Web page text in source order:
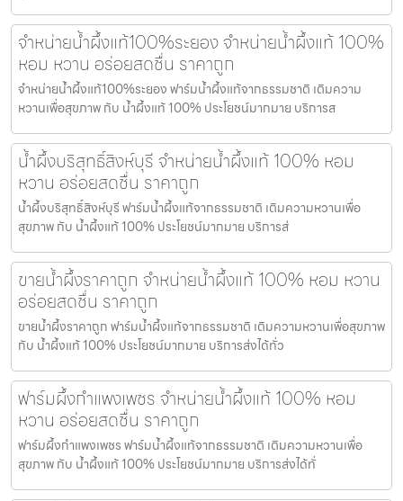
จำหน่ายน้ำผึ้งแท้100%ระยอง จำหน่ายน้ำผึ้งแท้ 100%
หอม หวาน อร่อยสดชื่น ราคาถูก
จำหน่ายน้ำผึ้งแท้100%ระยอง ฟาร์มน้ำผึ้งแท้จากธรรมชาติ เติมความ
หวานเพื่อสุขภาพ กับ น้ำผึ้งแท้ 100% ประโยชน์มากมาย บริการส
น้ำผึ้งบริสุทธิ์สิงห์บุรี จำหน่ายน้ำผึ้งแท้ 100% หอม
หวาน อร่อยสดชื่น ราคาถูก
น้ำผึ้งบริสุทธิ์สิงห์บุรี ฟาร์มน้ำผึ้งแท้จากธรรมชาติ เติมความหวานเพื่อ
สุขภาพ กับ น้ำผึ้งแท้ 100% ประโยชน์มากมาย บริการส่
ขายน้ำผึ้งราคาถูก จำหน่ายน้ำผึ้งแท้ 100% หอม หวาน
อร่อยสดชื่น ราคาถูก
ขายน้ำผึ้งราคาถูก ฟาร์มน้ำผึ้งแท้จากธรรมชาติ เติมความหวานเพื่อสุขภาพ
กับ น้ำผึ้งแท้ 100% ประโยชน์มากมาย บริการส่งได้ทั่ว
ฟาร์มผึ้งกำแพงเพชร จำหน่ายน้ำผึ้งแท้ 100% หอม
หวาน อร่อยสดชื่น ราคาถูก
ฟาร์มผึ้งกำแพงเพชร ฟาร์มน้ำผึ้งแท้จากธรรมชาติ เติมความหวานเพื่อ
สุขภาพ กับ น้ำผึ้งแท้ 100% ประโยชน์มากมาย บริการส่งได้ทั่